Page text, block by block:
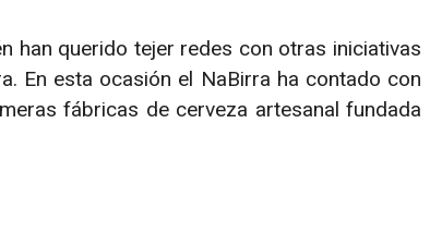
han querido tejer redes con otras iniciativas
En esta ocasión el NaBirra ha contado con
fábricas de cerveza artesanal fundada